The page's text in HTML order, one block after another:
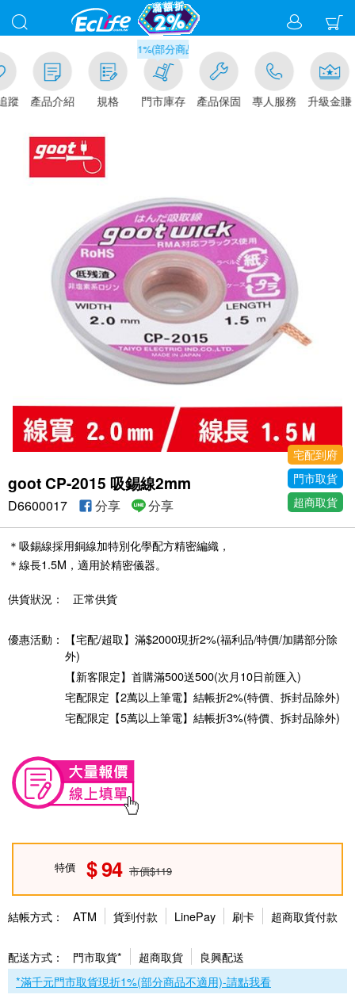
蹤 產品介紹 規格
滿千元門市取貨現折1%(部分商品不適用)-請點我看
門市庫存 產品保固 專人服務 升級金賺
goot CP-2015 吸錫線2mm
宅配到府
門市取貨
超商取貨
D6600017 分享 分享
＊吸錫線採用銅線加特別化學配方精密編織，
＊線長1.5M，適用於精密儀器。
供貨狀況： 正常供貨
優惠活動：
【宅配/超取】滿$2000現折2%(福利品/特價/加購部分除
外)
【新客限定】首購滿500送500(次月10日前匯入)
宅配限定【2萬以上筆電】結帳折2%(特價、拆封品除外)
宅配限定【5萬以上筆電】結帳折3%(特價、拆封品除外)
特價 94 市價$119
結帳方式： ATM 貨到付款 LinePay 刷卡 超商取貨付款
配送方式： 門市取貨* 超商取貨
良興配送
*滿千元門市取貨現折1%(部分商品不適用)-請點我看